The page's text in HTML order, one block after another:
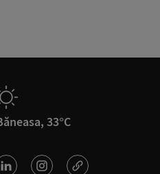
33°C